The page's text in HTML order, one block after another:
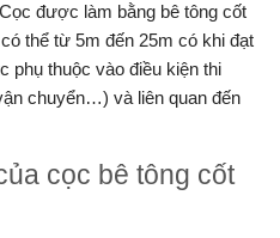
được làm bằng bê tông cốt
thể từ 5m đến 25m có khi đạt
phụ thuộc vào điều kiện thi
chuyển…) và liên quan đến
cọc bê tông cốt